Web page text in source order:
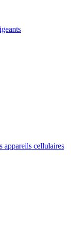
appareils cellulaires